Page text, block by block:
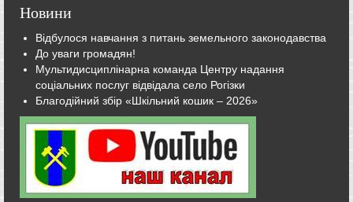
Новини
Відбулося навчання з питань земельного законодавства
До уваги громадян!
Мультидисциплінарна команда Центру надання
соціальних послуг відвідала село Рогізки
Благодійний збір «Шкільний кошик – 2026»